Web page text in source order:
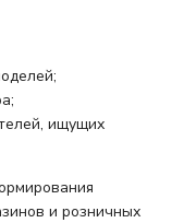
ищущих
и розничных